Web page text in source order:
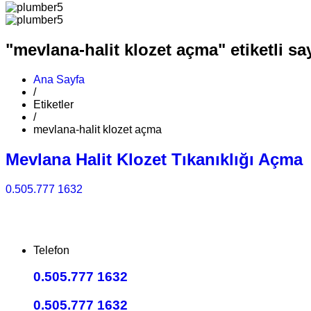
"mevlana-halit klozet açma" etiketli
Ana Sayfa
/
Etiketler
/
mevlana-halit klozet açma
Mevlana Halit Klozet Tıkanıklığı Açma
0.505.777 1632
Telefon
0.505.777 1632
0.505.777 1632